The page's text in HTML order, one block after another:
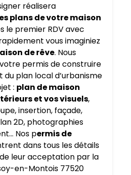
réalisera
plans de votre maison
le premier RDV avec
vous imaginiez
de rêve. Nous
permis de construire
du plan local d’urbanisme
: plan de maison
et vos visuels,
insertion, façade,
2D, photographies
Nos permis de
dans tous les détails
de leur acceptation par la
en-Montois 77520